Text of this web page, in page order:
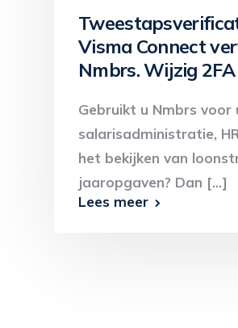
Visma Connect
Nmbrs. Wijzig 2FA
Gebruikt u Nmbrs voor
salarisadministratie,
het bekijken van
jaaropgaven? Dan [...]
Lees meer